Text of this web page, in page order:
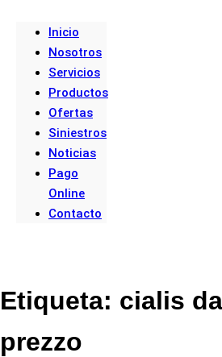
Inicio
Nosotros
Servicios
Productos
Ofertas
Siniestros
Noticias
Pago
Online
Contacto
Etiqueta: cialis
prezzo